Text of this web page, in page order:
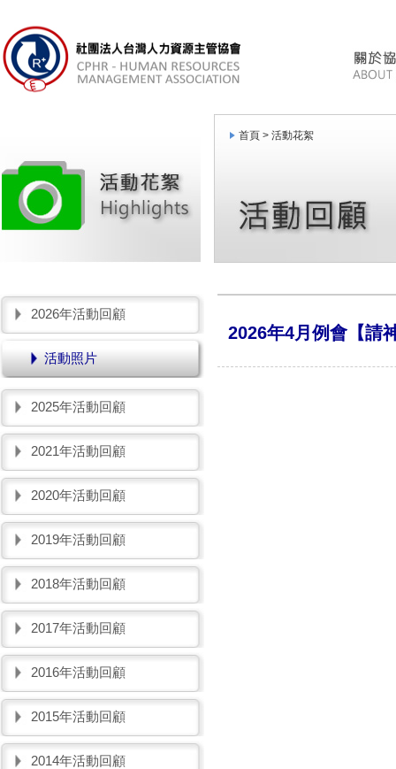
首頁 > 活動花絮
2026年活動回顧
活動照片
2025年活動回顧
2021年活動回顧
2020年活動回顧
2019年活動回顧
2018年活動回顧
2017年活動回顧
2016年活動回顧
2015年活動回顧
2014年活動回顧
2026年4月例會【請